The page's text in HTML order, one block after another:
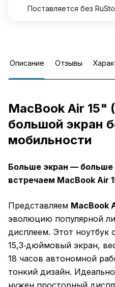
Поставляется без
Описание Отзывы
MacBook Air 15"
большой экран
мобильности
Больше экран —
встречаем MacBook Air
Представляем MacBook
эволюцию популярной
дисплеем. Этот ноутбук
15,3‑дюймовый экран,
18 часов автономной
тонкий дизайн.